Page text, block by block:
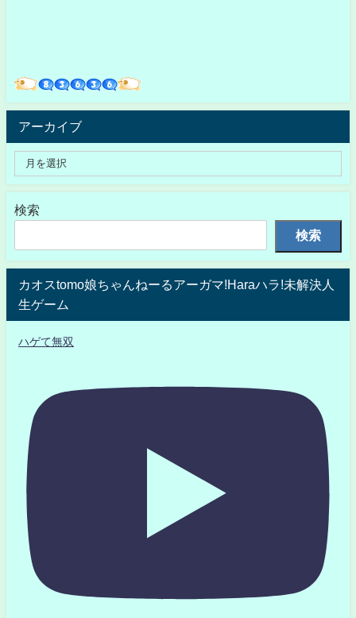
アーカイブ
検索
検索
カオスtomo娘ちゃんねーるアーガマ!Haraハラ!未解決人
生ゲーム
ハゲて無双